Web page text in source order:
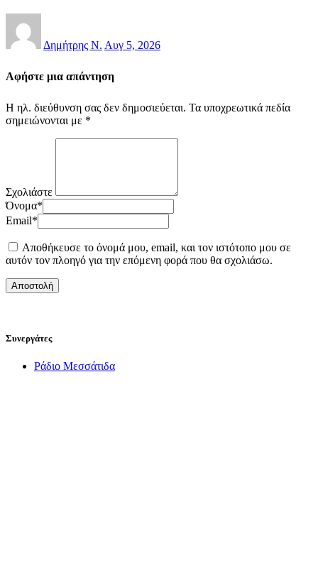
Δημήτρης Ν. Αυγ 5, 2026
Αφήστε μια απάντηση
Η ηλ. διεύθυνση σας δεν δημοσιεύεται. Τα υποχρεωτικά πεδία
σημειώνονται με *
Σχολιάστε
Όνομα*
Email*
Αποθήκευσε το όνομά μου, email, και τον ιστότοπο μου σε
αυτόν τον πλοηγό για την επόμενη φορά που θα σχολιάσω.
Συνεργάτες
Ράδιο Μεσσάτιδα